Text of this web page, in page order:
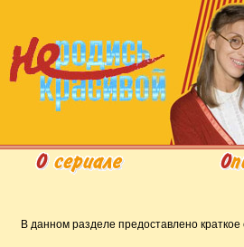
В данном разделе предоставлено